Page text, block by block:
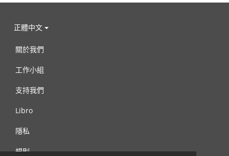
正體中文
關於我們
工作小組
支持我們
Libro
隱私
規則